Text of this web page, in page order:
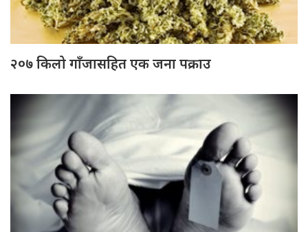
२०७ किलो गाँजासहित एक जना पक्राउ